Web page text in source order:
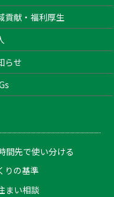
貢献・福利厚生
らせ
間先で使い分ける
りの基準
まい相談